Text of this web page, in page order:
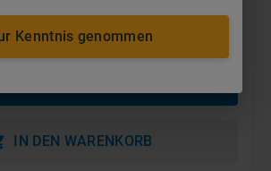
5m³ Kettendumper
IN DEN WARENKORB
Kenntnis genommen